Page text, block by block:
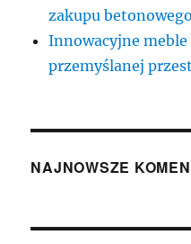
zakupu
Innowacyjne
przemyślanej
NAJNOWSZE